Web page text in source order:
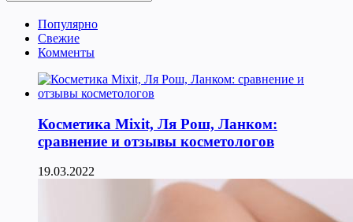
Популярно
Свежие
Комменты
Косметика Мixit, Ля Рош, Ланком:
сравнение и отзывы косметологов
19.03.2022